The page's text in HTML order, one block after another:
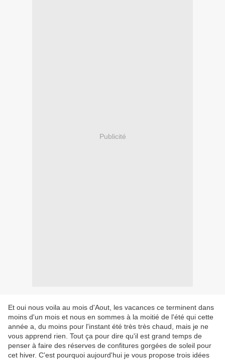
Publicité
Et oui nous voila au mois d'Aout, les vacances ce terminent dans
moins d'un mois et nous en sommes à la moitié de l'été qui cette
année a, du moins pour l'instant été très très chaud, mais je ne
vous apprend rien. Tout ça pour dire qu'il est grand temps de
penser à faire des réserves de confitures gorgées de soleil pour
cet hiver. C'est pourquoi aujourd'hui je vous propose trois idées